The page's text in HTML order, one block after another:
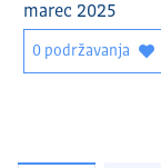
marec 2025
0 podržavanja